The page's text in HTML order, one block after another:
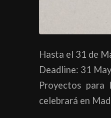
Hasta el 31 de
Deadline: 31
Proyectos
celebrará en